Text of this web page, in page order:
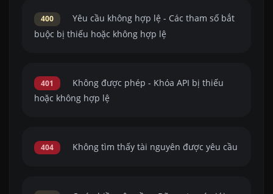
400
Yêu cầu không hợp lệ - Các tham số bắt
buộc bị thiếu hoặc không hợp lệ
401
Không được phép - Khóa API bị thiếu
hoặc không hợp lệ
404 Không tìm thấy tài nguyên được yêu cầu